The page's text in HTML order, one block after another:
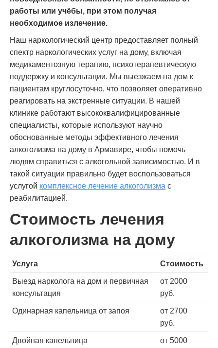
работы или учёбы, при этом получая
необходимое излечение.
Наш наркологический центр предоставляет полный
спектр наркологических услуг на дому, включая
медикаментозную терапию, психотерапевтическую
поддержку и консультации. Мы выезжаем на дом к
пациентам круглосуточно, что позволяет оперативно
реагировать на экстренные ситуации. В нашей
клинике работают высококвалифицированные
специалисты, которые используют научно
обоснованные методы эффективного лечения
алкоголизма на дому в Армавире, чтобы помочь
людям справиться с алкогольной зависимостью. И в
такой ситуации правильно будет воспользоваться
услугой комплексное лечение алкоголизма с
реабилитацией.
Стоимость лечения
алкоголизма на дому
Услуга Стоимость
Выезд нарколога на дом и первичная
консультация
от 2000
руб.
Одинарная капельница от запоя
от 2700
руб.
Двойная капельница
от 5000